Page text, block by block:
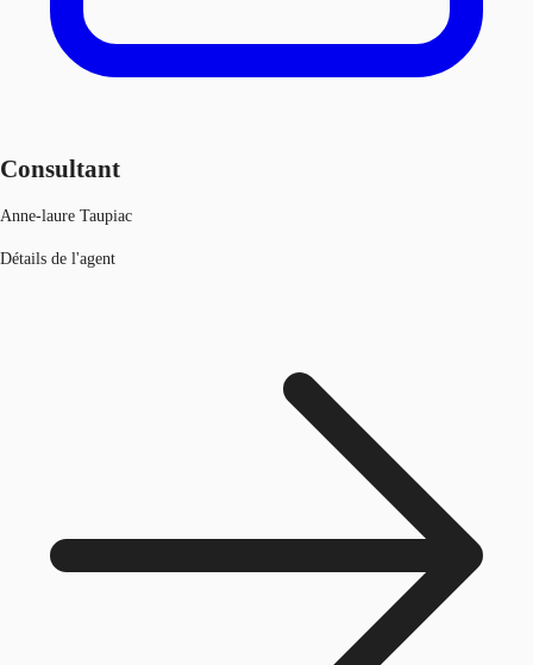
Consultant
Anne-laure Taupiac
Détails de l'agent